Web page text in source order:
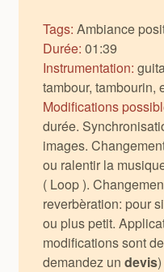
Tags: Ambiance
Durée: 01:39
Instrumentation:
tambour, tambourin,
Modifications
durée.
images.
ou ralentir la
( Loop ).
reverbèration: pour
ou plus petit.
modifications sont
demandez un devis)